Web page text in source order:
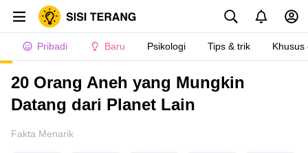
Pribadi Baru Psikologi Tips & trik Khusus
20 Orang Aneh yang Mungkin
Datang dari Planet Lain
Fakta Menarik